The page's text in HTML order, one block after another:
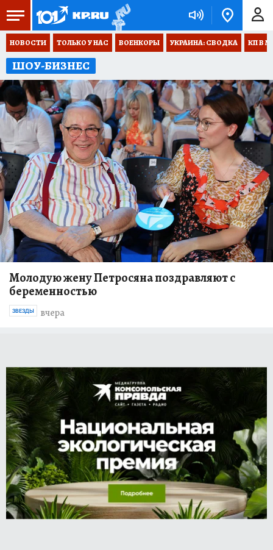
НОВОСТИ ТОЛЬКО У НАС ВОЕНКОРЫ УКРАИНА: СВОДКА КП В
ШОУ-БИЗНЕС
Молодую жену Петросяна поздравляют с
беременностью
вчера
ЗВЕЗДЫ